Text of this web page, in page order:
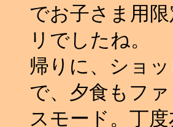
でお子さま用
リでしたね。
帰りに、ショ
で、夕食もファ
スモード。丁